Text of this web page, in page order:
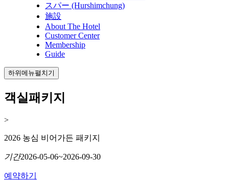
スパー (Hurshimchung)
施設
About The Hotel
Customer Center
Membership
Guide
하위메뉴펼치기
객실패키지
>
2026 농심 비어가든 패키지
기간2026-05-06~2026-09-30
예약하기